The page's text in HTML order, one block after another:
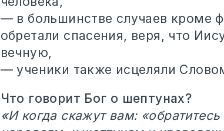
— в большинстве случаев кроме
обретали спасения, веря, что
вечную,
— ученики также исцеляли
Что говорит Бог о шептунах?
«И когда скажут вам: